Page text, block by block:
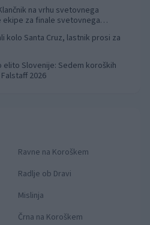
na vrhu svetovnega
ekipe za finale svetovnega
kolo Santa Cruz, lastnik prosi za
elito Slovenije: Sedem koroških
2026
Ravne na Koroškem
Radlje ob Dravi
Mislinja
Črna na Koroškem